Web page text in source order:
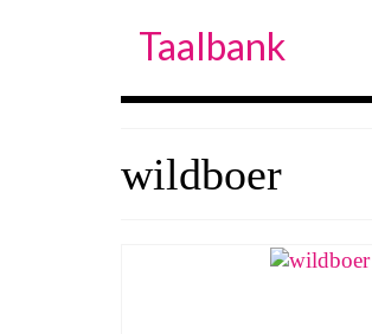
Taalbank
wildboer